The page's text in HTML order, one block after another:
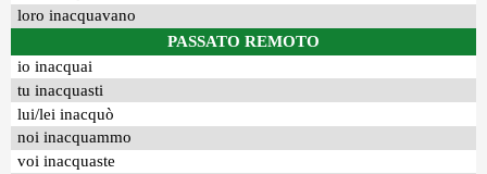
loro inacquavano
PASSATO REMOTO
io inacquai
tu inacquasti
lui/lei inacquò
noi inacquammo
voi inacquaste